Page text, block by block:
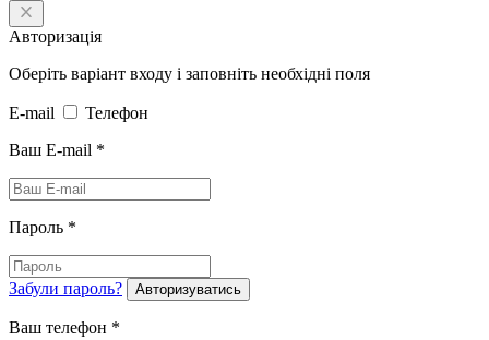
Авторизація
Оберіть варіант входу і заповніть необхідні поля
E-mail
Телефон
Ваш E-mail *
Пароль *
Забули пароль? Авторизуватись
Ваш телефон *